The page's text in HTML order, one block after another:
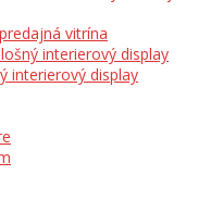
vitrína
interierový display
interierový display